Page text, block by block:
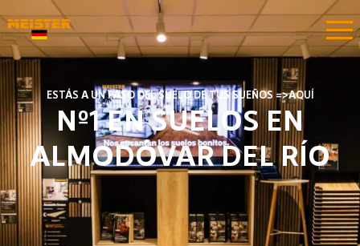
ESTÁS A UN PASO DEL SUELO DE TUS SUEÑOS =>AQUÍ​​
Nº1 EN SUELOS EN
ALMODÓVAR DEL RÍO